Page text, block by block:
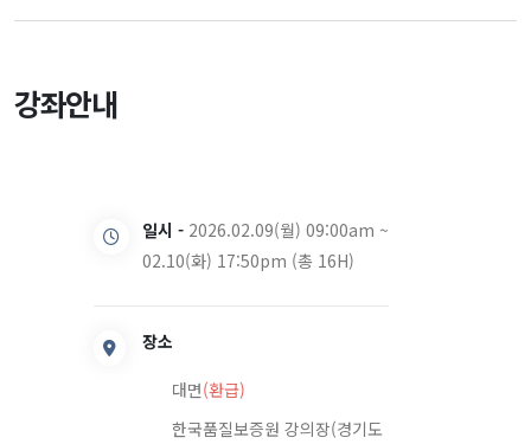
강좌안내
일시 - 2026.02.09(월) 09:00am ~
02.10(화) 17:50pm (총 16H)
장소
대면(환급)
한국품질보증원 강의장(경기도